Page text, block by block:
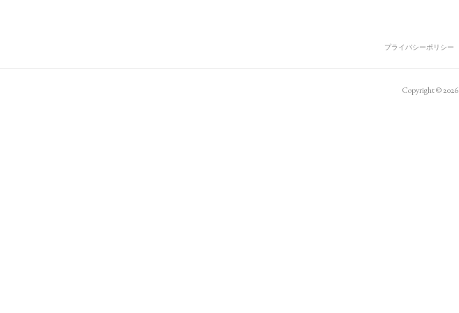
プライバシーポリシー
Copyright ©2026